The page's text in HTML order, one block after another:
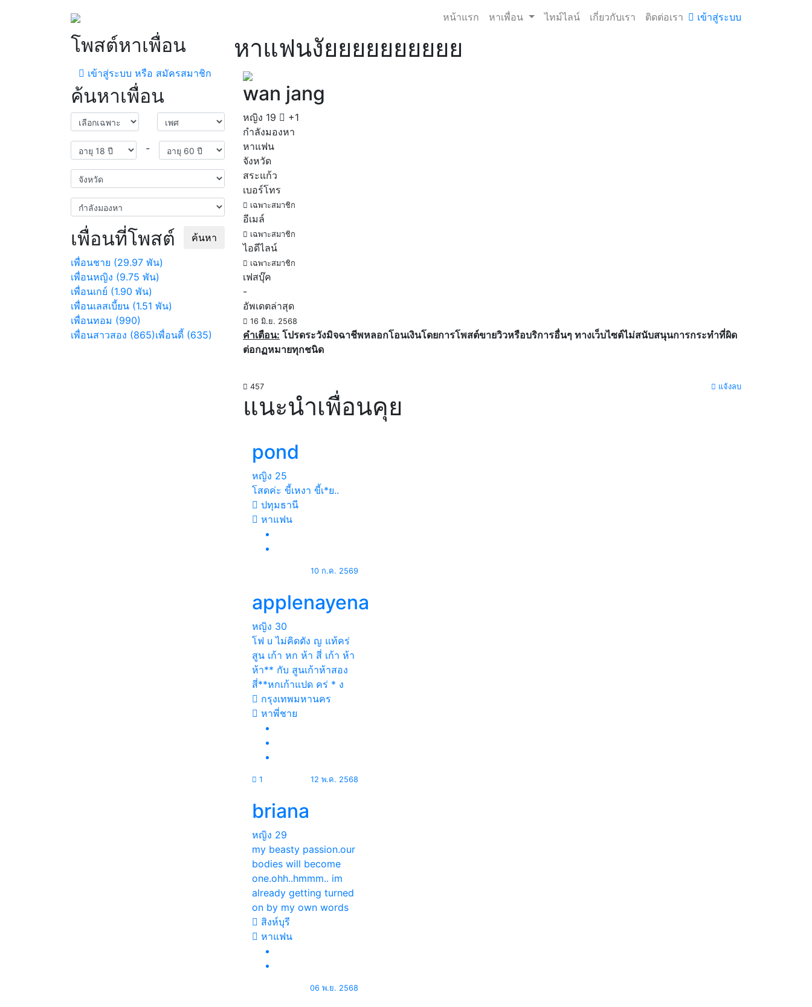
หน้าแรก หาเพื่อน ไทม์ไลน์ เกี่ยวกับเรา ติดต่อเรา เข้าสู่ระบบ
โพสต์หาเพื่อน
เข้าสู่ระบบ หรือ สมัครสมาชิก
ค้นหาเพื่อน
-
ค้นหา
เพื่อนที่โพสต์
เพื่อนชาย (29.97 พัน)
เพื่อนหญิง (9.75 พัน)
เพื่อนเกย์ (1.90 พัน)
เพื่อนเลสเบี้ยน (1.51 พัน)
เพื่อนทอม (990)
เพื่อนสาวสอง (865)เพื่อนดี้ (635)
หาแฟนงัยยยยยยยยยย
wan jang
หญิง 19
+1
กำลังมองหา
หาแฟน
จังหวัด
สระแก้ว
เบอร์โทร
เฉพาะสมาชิก
อีเมล์
เฉพาะสมาชิก
ไอดีไลน์
เฉพาะสมาชิก
เฟสบุ๊ค
-
อัพเดตล่าสุด
16 มิ.ย. 2568
คำเตือน: โปรดระวังมิจฉาชีพหลอกโอนเงินโดยการโพสต์ขายวิวหรือบริการอื่นๆ ทางเว็บไซต์ไม่สนับสนุนการกระทำที่ผิด
ต่อกฏหมายทุกชนิด
457 แจ้งลบ
แนะนำเพื่อนคุย
pond
หญิง 25
โสดค่ะ ขี้เหงา ขี้เ*ย..
ปทุมธานี
หาแฟน
10 ก.ค. 2569
applenayena
หญิง 30
โฟ u ไม่คิดตัง ญ แท้คร่
สูน เก้า หก ห้า สี่ เก้า ห้า
ห้า** กับ สูนเก้าห้าสอง
สี่**หกเก้าแปด คร่ * ง
กรุงเทพมหานคร
หาพี่ชาย
1 12 พ.ค. 2568
briana
หญิง 29
my beasty passion.our
bodies will become
one.ohh..hmmm.. im
already getting turned
on by my own words
สิงห์บุรี
หาแฟน
06 พ.ย. 2568